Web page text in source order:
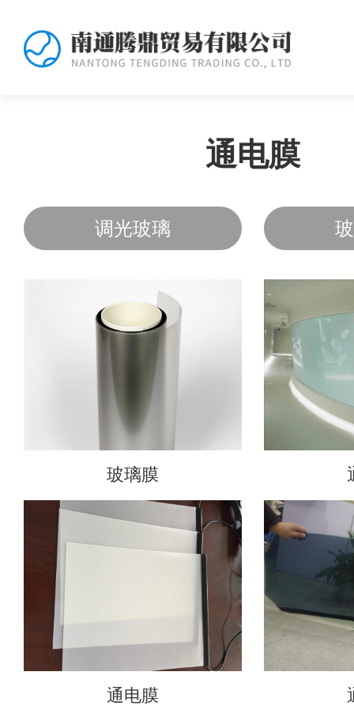
通电膜
调光玻璃
玻璃膜
通电膜